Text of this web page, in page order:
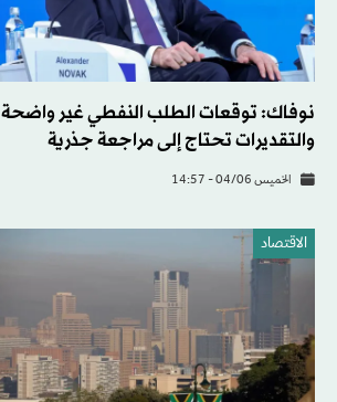
نوفاك: توقعات الطلب النفطي غير واضحة
والتقديرات تحتاج إلى مراجعة جذرية
الخميس 04/06 - 14:57
الاقتصاد